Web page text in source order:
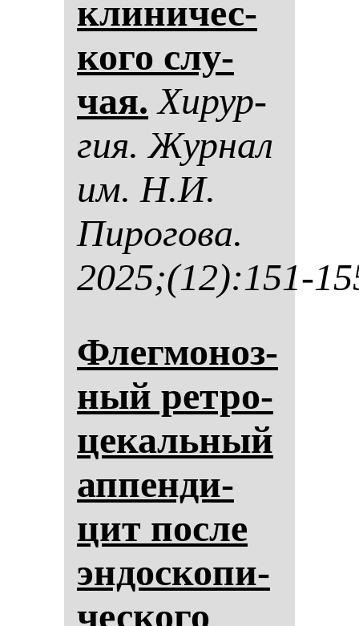
кли­ни­чес­
ко­го слу­
чая. Хи­рур­
гия. Жур­нал
им. Н.И.
Пи­ро­го­ва.
2025;(12):151-
Флег­мо­ноз­
ный рет­ро­
це­каль­ный
ап­пен­ди­
цит пос­ле
эн­дос­ко­пи­
чес­ко­го